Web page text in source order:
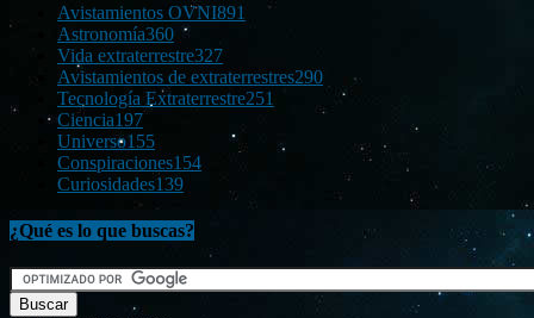
Avistamientos OVNI891
Astronomía360
Vida extraterrestre327
Avistamientos de extraterrestres290
Tecnología Extraterrestre251
Ciencia197
Universo155
Conspiraciones154
Curiosidades139
¿Qué es lo que buscas?